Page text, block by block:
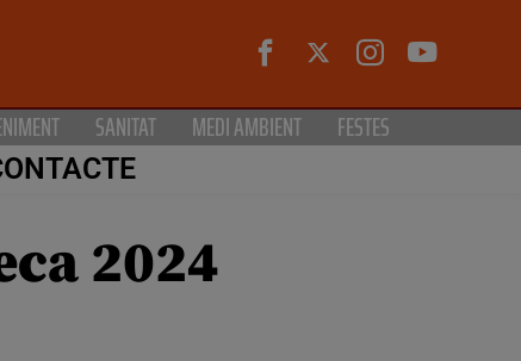
SANITAT MEDI AMBIENT FESTES
2024